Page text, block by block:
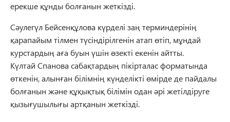
ерекше құнды болғанын жеткізді.
Сәулегүл Бейсенқұлова күрделі заң терминдерінің
қарапайым тілмен түсіндірілгенін атап өтіп, мұндай
курстардың аға буын үшін өзекті екенін айтты.
Күлтай Спанова сабақтардың пікірталас форматында
өткенін, алынған білімнің күнделікті өмірде де пайдалы
болғанын және құқықтық білімін одан әрі жетілдіруге
қызығушылығы артқанын жеткізді.